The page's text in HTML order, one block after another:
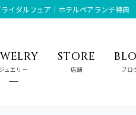
イダルフェア｜ホテルペアランチ特典
ジュエリー
STORE
店舗 ブロ